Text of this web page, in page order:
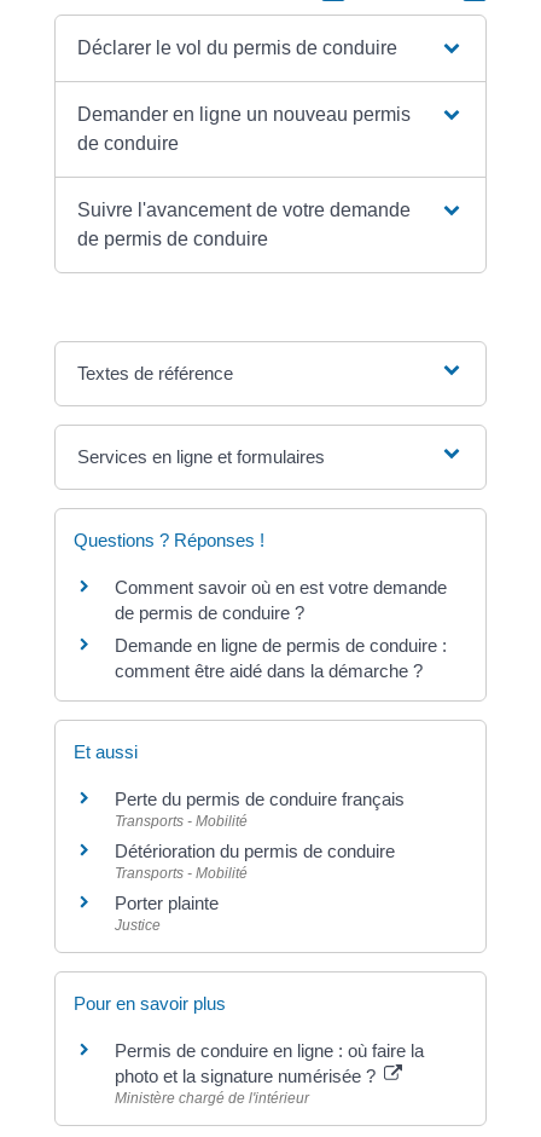
Déclarer le vol du permis de conduire
Demander en ligne un nouveau permis
de conduire
Suivre l'avancement de votre demande
de permis de conduire
Textes de référence
Services en ligne et formulaires
Questions ? Réponses !
Comment savoir où en est votre demande
de permis de conduire ?
Demande en ligne de permis de conduire :
comment être aidé dans la démarche ?
Et aussi
Perte du permis de conduire français
Transports - Mobilité
Détérioration du permis de conduire
Transports - Mobilité
Porter plainte
Justice
Pour en savoir plus
Permis de conduire en ligne : où faire la
photo et la signature numérisée ?
Ministère chargé de l'intérieur